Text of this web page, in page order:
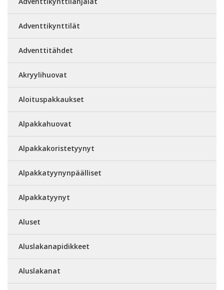
Adventtikynttilät
Adventtitähdet
Akryylihuovat
Aloituspakkaukset
Alpakkahuovat
Alpakkakoristetyynyt
Alpakkatyynynpäälliset
Alpakkatyynyt
Aluset
Aluslakanapidikkeet
Aluslakanat